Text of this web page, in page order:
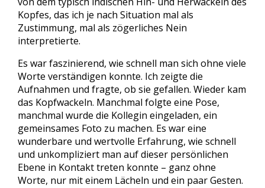
Kopfes, das ich je nach Situation mal als
Zustimmung, mal als zögerliches Nein
interpretierte.
Es war faszinierend, wie schnell man sich ohne viele
Worte verständigen konnte. Ich zeigte die
Aufnahmen und fragte, ob sie gefallen. Wieder kam
das Kopfwackeln. Manchmal folgte eine Pose,
manchmal wurde die Kollegin eingeladen, ein
gemeinsames Foto zu machen. Es war eine
wunderbare und wertvolle Erfahrung, wie schnell
und unkompliziert man auf dieser persönlichen
Ebene in Kontakt treten konnte – ganz ohne
Worte, nur mit einem Lächeln und ein paar Gesten.